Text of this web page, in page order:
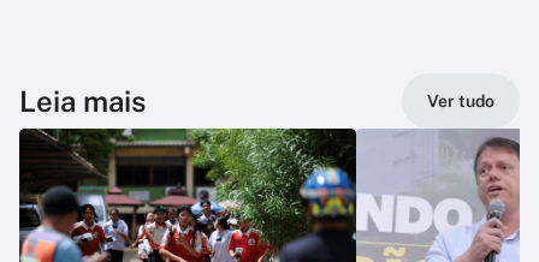
Leia mais Ver tudo